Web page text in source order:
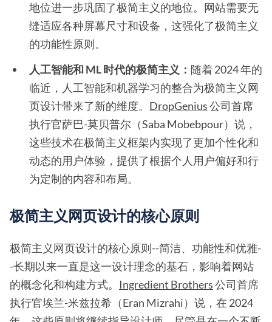
地位进一步巩固了极简主义的地位。网站需要无
缝适应各种屏幕尺寸和设备，这强化了极简主义
的功能性原则。
人工智能和 ML 时代的极简主义： 随着 2024 年的
临近，人工智能和机器学习的整合为极简主义网
页设计带来了新的维度。 DropGenius公司首席
执行官萨巴-莫贝普尔（Saba Mobebpour）说，
这些技术在极简主义框架内实现了更加个性化和
动态的用户体验，提供了根据个人用户偏好和行
为定制的内容和布局。
极简主义网页设计的核心原则
极简主义网页设计的核心原则--简洁、功能性和优雅-
-长期以来一直是这一设计理念的基石，影响着网站
的概念化和构建方式。 Ingredient Brothers公司首席
执行官埃兰-米兹拉希（Eran Mizrahi）说，在 2024